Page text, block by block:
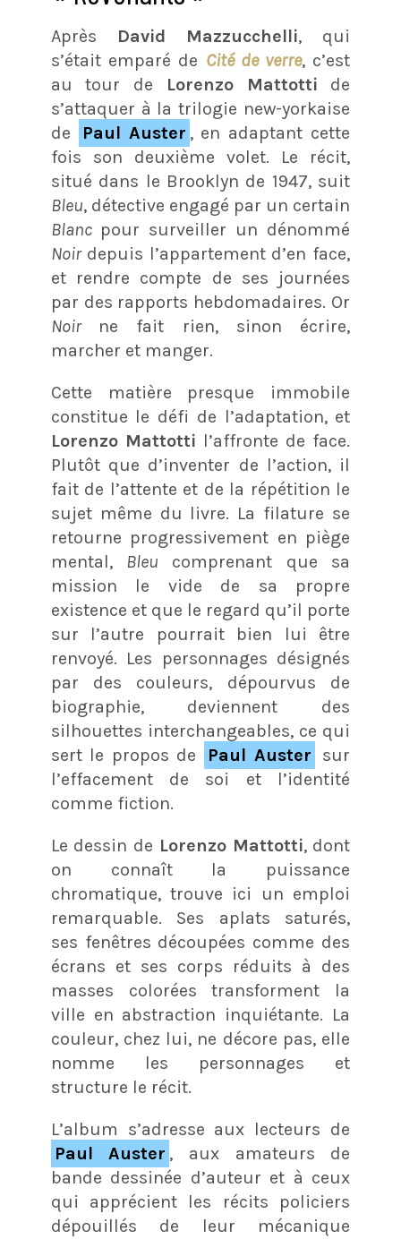
Après David Mazzucchelli, qui
s’était emparé de Cité de verre, c’est
au tour de Lorenzo Mattotti de
s’attaquer à la trilogie new-yorkaise
de
Paul Auster , en adaptant cette
fois son deuxième volet. Le récit,
situé dans le Brooklyn de 1947, suit
Bleu, détective engagé par un certain
Blanc pour surveiller un dénommé
Noir depuis l’appartement d’en face,
et rendre compte de ses journées
par des rapports hebdomadaires. Or
Noir ne fait rien, sinon écrire,
marcher et manger.
Cette matière presque immobile
constitue le défi de l’adaptation, et
Lorenzo Mattotti l’affronte de face.
Plutôt que d’inventer de l’action, il
fait de l’attente et de la répétition le
sujet même du livre. La filature se
retourne progressivement en piège
mental, Bleu comprenant que sa
mission le vide de sa propre
existence et que le regard qu’il porte
sur l’autre pourrait bien lui être
renvoyé. Les personnages désignés
par des couleurs, dépourvus de
biographie, deviennent des
silhouettes interchangeables, ce qui
sert le propos de
Paul Auster
sur
l’effacement de soi et l’identité
comme fiction.
Le dessin de Lorenzo Mattotti, dont
on connaît la puissance
chromatique, trouve ici un emploi
remarquable. Ses aplats saturés,
ses fenêtres découpées comme des
écrans et ses corps réduits à des
masses colorées transforment la
ville en abstraction inquiétante. La
couleur, chez lui, ne décore pas, elle
nomme les personnages et
structure le récit.
L’album s’adresse aux lecteurs de
Paul Auster , aux amateurs de
bande dessinée d’auteur et à ceux
qui apprécient les récits policiers
dépouillés de leur mécanique